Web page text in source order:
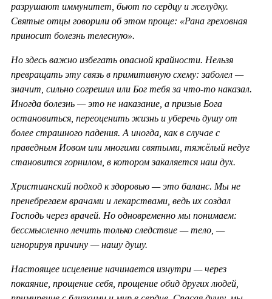
разрушают иммунитет, бьют по сердцу и желудку.
Святые отцы говорили об этом проще: «Рана греховная
приносит болезнь телесную».
Но здесь важно избегать опасной крайности. Нельзя
превращать эту связь в примитивную схему: заболел —
значит, сильно согрешил или Бог тебя за что-то наказал.
Иногда болезнь — это не наказание, а призыв Бога
остановиться, переоценить жизнь и уберечь душу от
более страшного падения. А иногда, как в случае с
праведным Иовом или многими святыми, тяжёлый недуг
становится горнилом, в котором закаляется наш дух.
Христианский подход к здоровью — это баланс. Мы не
пренебрегаем врачами и лекарствами, ведь их создал
Господь через врачей. Но одновременно мы понимаем:
бессмысленно лечить только следствие — тело, —
игнорируя причину — нашу душу.
Настоящее исцеление начинается изнутри — через
покаяние, прощение себя, прощение обид других людей,